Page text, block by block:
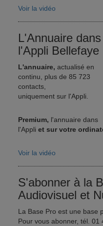
Voir la vidéo
L'Annuaire dans
l'Appli Bellefaye
L'annuaire, actualisé en
continu, plus de 85 723
contacts,
uniquement sur l'Appli.
Premium, l'annuaire dans
l'Appliet sur votre
Voir la vidéo
S'abonner à la
Audiovisuel et
La Base Pro est une base
Pour vous abonner, tél. 01